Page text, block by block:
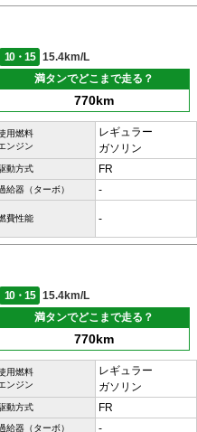
10・15
15.4km/L
満タンでどこまで走る？
770km
用燃料
ンジン
レギュラー
ガソリン
動方式 FR
給器（ターボ） -
費性能 -
10・15
15.4km/L
満タンでどこまで走る？
770km
用燃料
ンジン
レギュラー
ガソリン
動方式 FR
給器（ターボ） -